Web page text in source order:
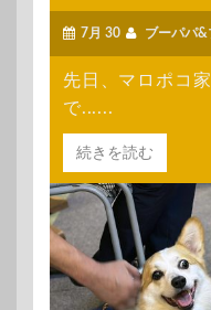
7月 30 ブーパパ&
先日、マロポコ
で......
続きを読む